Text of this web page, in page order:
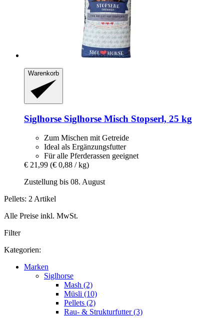
Warenkorb
Siglhorse Siglhorse Misch Stopserl, 25 kg
Zum Mischen mit Getreide
Ideal als Ergänzungsfutter
Für alle Pferderassen geeignet
€ 21,99 (€ 0,88 / kg)
Zustellung bis 08. August
Pellets: 2 Artikel
Alle Preise inkl. MwSt.
Filter
Kategorien:
Marken
Siglhorse
Mash (2)
Müsli (10)
Pellets (2)
Rau- & Strukturfutter (3)